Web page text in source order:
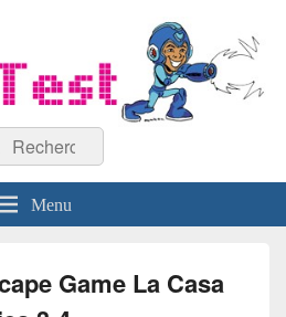
:
Rechercher
Menu
Game La Casa